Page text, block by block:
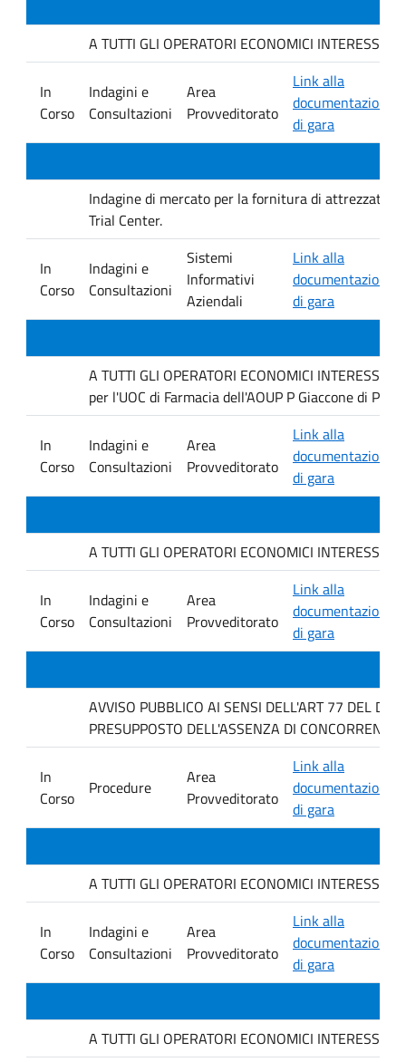
A TUTTI GLI OPERATORI ECONOMICI
In
Corso
Indagini e
Consultazioni
Area
Provveditorato
Link alla
documentazione
di gara
Indagine di mercato per la fornitura di
Trial Center.
In
Corso
Indagini e
Consultazioni
Sistemi
Informativi
Aziendali
Link alla
documentazione
di gara
A TUTTI GLI OPERATORI ECONOMICI
per l'UOC di Farmacia dell'AOUP P Giaccone di
In
Corso
Indagini e
Consultazioni
Area
Provveditorato
Link alla
documentazione
di gara
A TUTTI GLI OPERATORI ECONOMICI
In
Corso
Indagini e
Consultazioni
Area
Provveditorato
Link alla
documentazione
di gara
AVVISO PUBBLICO AI SENSI DELL'ART 77 DEL D
PRESUPPOSTO DELL'ASSENZA DI
In
Corso
Procedure
Area
Provveditorato
Link alla
documentazione
di gara
A TUTTI GLI OPERATORI ECONOMICI
In
Corso
Indagini e
Consultazioni
Area
Provveditorato
Link alla
documentazione
di gara
A TUTTI GLI OPERATORI ECONOMICI